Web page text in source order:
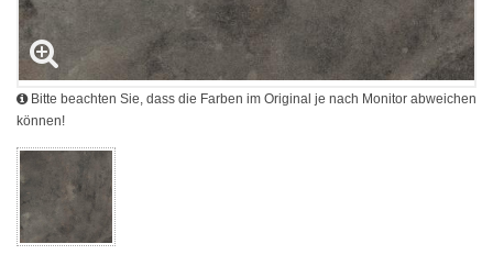
Bitte beachten Sie, dass die Farben im Original je nach Monitor abweichen
können!